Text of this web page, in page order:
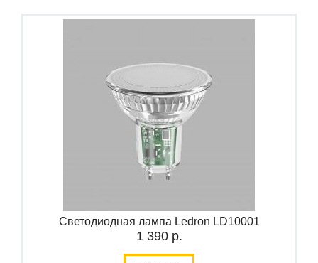
Светодиодная лампа Ledron LD10001
1 390 р.